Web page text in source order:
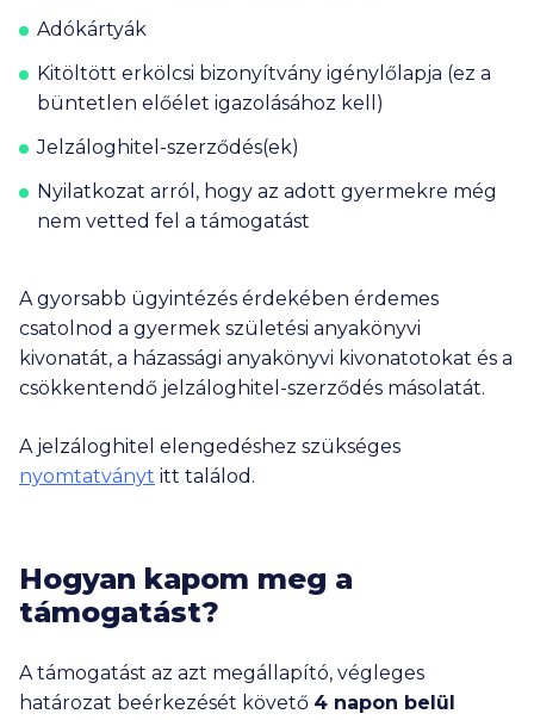
Adókártyák
Kitöltött erkölcsi bizonyítvány igénylőlapja (ez a
büntetlen előélet igazolásához kell)
Jelzáloghitel-szerződés(ek)
Nyilatkozat arról, hogy az adott gyermekre még
nem vetted fel a támogatást
A gyorsabb ügyintézés érdekében érdemes
csatolnod a gyermek születési anyakönyvi
kivonatát, a házassági anyakönyvi kivonatotokat és a
csökkentendő jelzáloghitel-szerződés másolatát.
A jelzáloghitel elengedéshez szükséges
nyomtatványt itt találod.
Hogyan kapom meg a
támogatást?
A támogatást az azt megállapító, végleges
határozat beérkezését követő 4 napon belül